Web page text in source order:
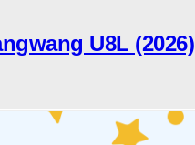
U8L (2026)